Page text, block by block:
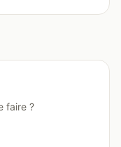
faire ?